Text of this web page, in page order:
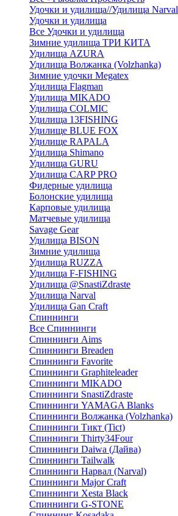
Удочки и удилища//Удилища Narval
Удочки и удилища
Все Удочки и удилища
Зимние удилища ТРИ КИТА
Удилища AZURA
Удилища Волжанка (Volzhanka)
Зимние удочки Megatex
Удилища Flagman
Удилища MIKADO
Удилища COLMIC
Удилища 13FISHING
Удилище BLUE FOX
Удилище RAPALA
Удилища Shimano
Удилища GURU
Удилища CARP PRO
Фидерные удилища
Болонские удилища
Карповые удилища
Матчевые удилища
Savage Gear
Удилища BISON
Зимние удилища
Удилища RUZZA
Удилища F-FISHING
Удилища @SnastiZdraste
Удилища Narval
Удилища Gan Craft
Спиннинги
Все Спиннинги
Спиннинги Aims
Спиннинги Breaden
Спиннинги Favorite
Спиннинги Graphiteleader
Спиннинги MIKADO
Спиннинги SnastiZdraste
Спиннинги YAMAGA Blanks
Спиннинги Волжанка (Volzhanka)
Спиннинги Тикт (Tict)
Спиннинги Thirty34Four
Спиннинги Daiwa (Дайва)
Спиннинги Tailwalk
Спиннинги Нарвал (Narval)
Спиннинги Major Craft
Спиннинги Xesta Black
Спиннинги G-STONE